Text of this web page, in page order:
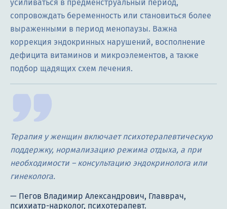
усиливаться в предменструальный период,
сопровождать беременность или становиться более
выраженными в период менопаузы. Важна
коррекция эндокринных нарушений, восполнение
дефицита витаминов и микроэлементов, а также
подбор щадящих схем лечения.
Терапия у женщин включает психотерапевтическую
поддержку, нормализацию режима отдыха, а при
необходимости – консультацию эндокринолога или
гинеколога.